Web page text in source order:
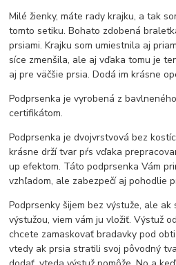
Milé žienky, máte rady krajku, a tak
tomto setiku. Bohato zdobená
prsiami. Krajku som umiestnila aj
síce zmenšila, ale aj vďaka tomu je
aj pre väčšie prsia. Dodá im krásne
Podprsenka je vyrobená z
certifikátom.
Podprsenka je dvojvrstvová bez
krásne drží tvar pŕs vďaka
up efektom. Táto podprsenka Vám
vzhľadom, ale zabezpečí aj pohodlie
Podprsenky šijem bez výstuže, ale
výstužou, viem vám ju vložiť. Výstuž
chcete zamaskovať bradavky pod
vtedy ak prsia stratili svoj pôvodný